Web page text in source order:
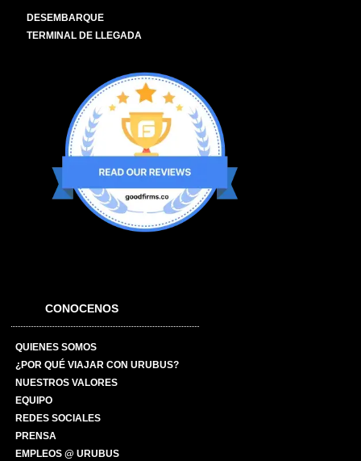
DESEMBARQUE
TERMINAL DE LLEGADA
CONOCENOS
QUIENES SOMOS
¿POR QUÉ VIAJAR CON URUBUS?
NUESTROS VALORES
EQUIPO
REDES SOCIALES
PRENSA
EMPLEOS @ URUBUS